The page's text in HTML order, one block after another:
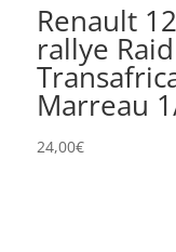
Renault
rallye Raid
Marreau
24,00€